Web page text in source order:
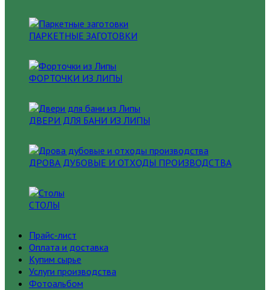
ПАРКЕТНЫЕ ЗАГОТОВКИ
ФОРТОЧКИ ИЗ ЛИПЫ
ДВЕРИ ДЛЯ БАНИ ИЗ ЛИПЫ
ДРОВА ДУБОВЫЕ И ОТХОДЫ ПРОИЗВОДСТВА
СТОЛЫ
Прайс-лист
Оплата и доставка
Купим сырье
Услуги производства
Фотоальбом